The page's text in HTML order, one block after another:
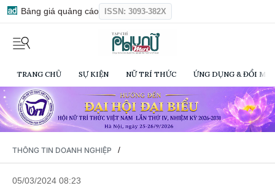
Bảng giá quảng cáo ISSN: 3093-382X
TRANG CHỦ SỰ KIỆN NỮ TRÍ THỨC ỨNG DỤNG & ĐỔI
THÔNG TIN DOANH NGHIỆP /
05/03/2024 08:23